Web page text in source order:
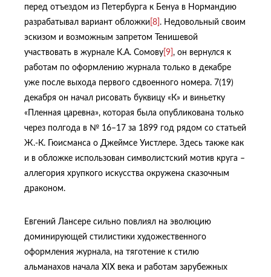
перед отъездом из Петербурга к Бенуа в Нормандию
разрабатывал вариант обложки [8] . Недовольный своим
эскизом и возможным запретом Тенишевой
участвовать в журнале К.А. Сомову [9] , он вернулся к
работам по оформлению журнала только в декабре
уже после выхода первого сдвоенного номера. 7(19)
декабря он начал рисовать буквицу «К» и виньетку
«Пленная царевна», которая была опубликована только
через полгода в № 16–17 за 1899 год рядом со статьей
Ж.-К. Гюисманса о Джеймсе Уистлере. Здесь также как
и в обложке использован символистский мотив круга –
аллегория хрупкого искусства окружена сказочным
драконом.
Евгений Лансере сильно повлиял на эволюцию
доминирующей стилистики художественного
оформления журнала, на тяготение к стилю
альманахов начала XIX века и работам зарубежных